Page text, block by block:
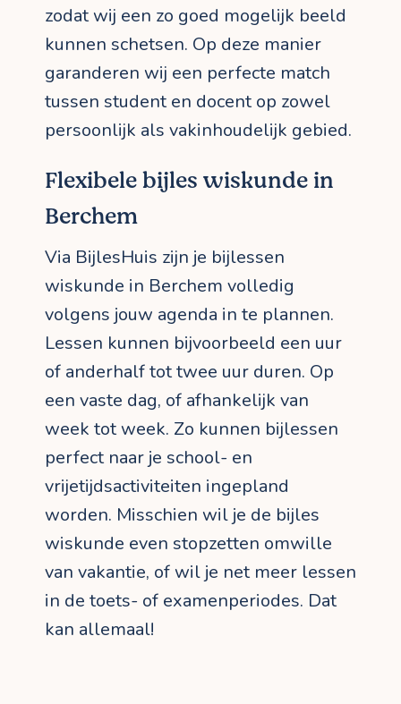
zodat wij een zo goed mogelijk beeld
kunnen schetsen. Op deze manier
garanderen wij een perfecte match
tussen student en docent op zowel
persoonlijk als vakinhoudelijk gebied.
Flexibele bijles wiskunde in
Berchem
Via BijlesHuis zijn je bijlessen
wiskunde in Berchem volledig
volgens jouw agenda in te plannen.
Lessen kunnen bijvoorbeeld een uur
of anderhalf tot twee uur duren. Op
een vaste dag, of afhankelijk van
week tot week. Zo kunnen bijlessen
perfect naar je school- en
vrijetijdsactiviteiten ingepland
worden. Misschien wil je de bijles
wiskunde even stopzetten omwille
van vakantie, of wil je net meer lessen
in de toets- of examenperiodes. Dat
kan allemaal!